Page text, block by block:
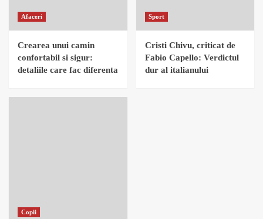
Afaceri
Crearea unui camin
confortabil si sigur:
detaliile care fac diferenta
Sport
Cristi Chivu, criticat de
Fabio Capello: Verdictul
dur al italianului
Copii